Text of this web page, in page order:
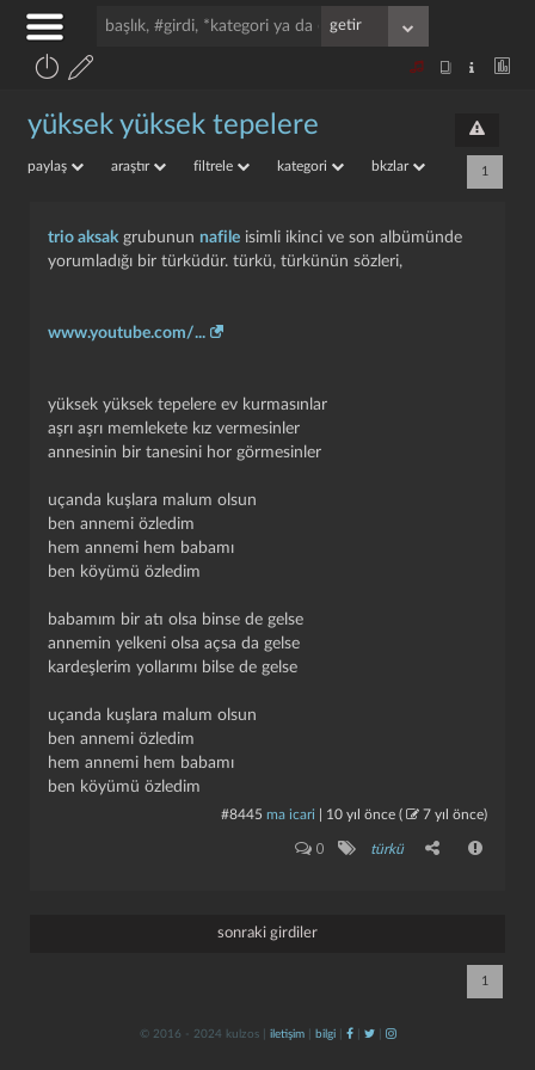
yüksek yüksek tepelere
paylaş araştır filtrele kategori bkzlar 1
trio aksakgrubunun nafile isimli ikinci ve son albümünde
yorumladığı bir türküdür. türkü, türkünün sözleri,
www.youtube.com/...
yüksek yüksek tepelere ev kurmasınlar
aşrı aşrı memlekete kız vermesinler
annesinin bir tanesini hor görmesinler
uçanda kuşlara malum olsun
ben annemi özledim
hem annemi hem babamı
ben köyümü özledim
babamım bir atı olsa binse de gelse
annemin yelkeni olsa açsa da gelse
kardeşlerim yollarımı bilse de gelse
uçanda kuşlara malum olsun
ben annemi özledim
hem annemi hem babamı
ben köyümü özledim
#8445 ma icari 10 yıl önce ( 7 yıl önce)
0 türkü
sonraki girdiler
1
© 2016 - 2024 kulzos | iletişim| bilgi| | |